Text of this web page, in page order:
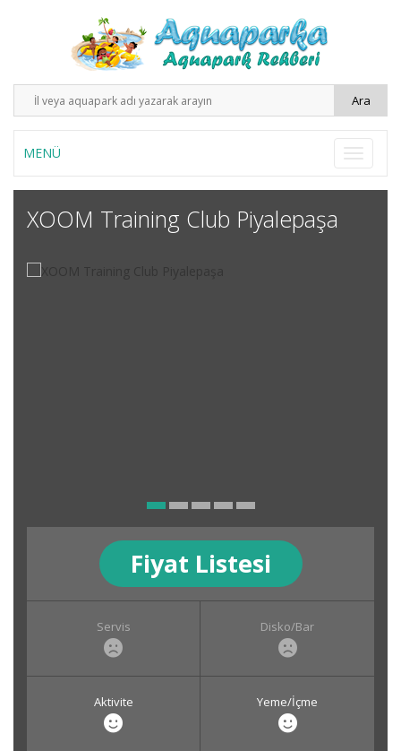
MENÜ
XOOM Training Club Piyalepaşa
Fiyat Listesi
Servis Disko/Bar
Aktivite Yeme/İçme